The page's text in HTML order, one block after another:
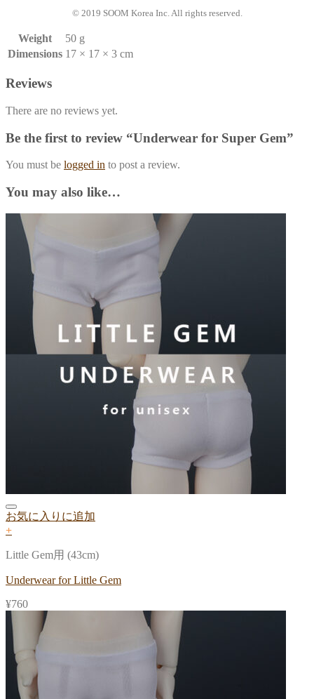
© 2019 SOOM Korea Inc. All rights reserved.
Weight
50 g
Dimensions 17 × 17 × 3 cm
Reviews
There are no reviews yet.
Be the first to review “Underwear for Super Gem”
You must be logged in to post a review.
You may also like…
お気に入りに追加
+
Little Gem用 (43cm)
Underwear for Little Gem
¥760